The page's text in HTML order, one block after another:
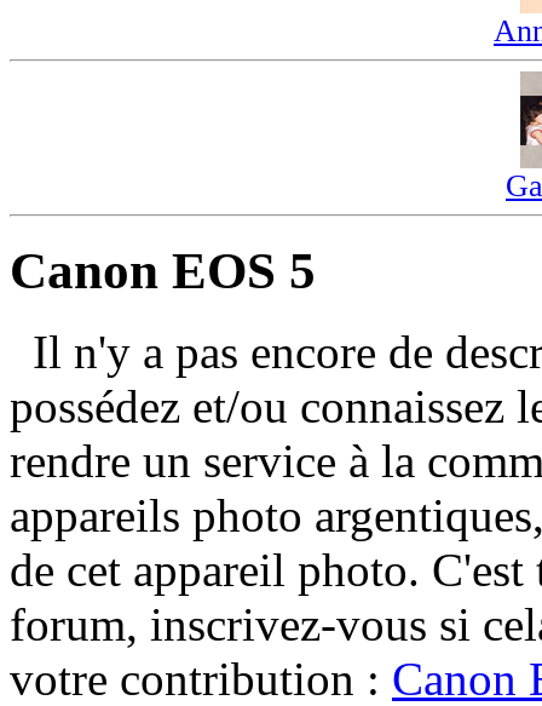
Canon EOS 5
Il n'y a pas encore de
possédez et/ou connaissez
rendre un service à la
appareils photo
de cet appareil photo.
forum, inscrivez-vous si
votre contribution : Canon